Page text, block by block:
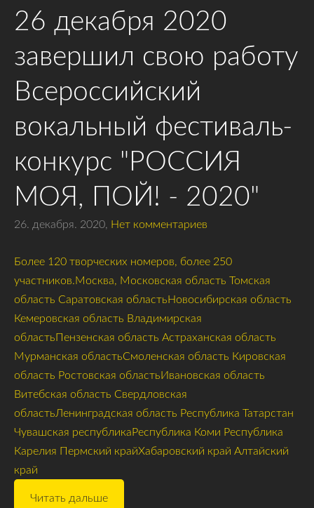
26 декабря 2020
завершил свою работу
Всероссийский
вокальный фестиваль-
конкурс "РОССИЯ
МОЯ, ПОЙ! - 2020"
26. декабря. 2020, Нет комментариев
Более 120 творческих номеров, более 250
участников.Москва, Московская область Томская
область Саратовская областьНовосибирская область
Кемеровская область Владимирская
областьПензенская область Астраханская область
Мурманская областьСмоленская область Кировская
область Ростовская областьИвановская область
Витебская область Свердловская
областьЛенинградская область Республика Татарстан
Чувашская республикаРеспублика Коми Республика
Карелия Пермский крайХабаровский край Алтайский
край
Читать дальше